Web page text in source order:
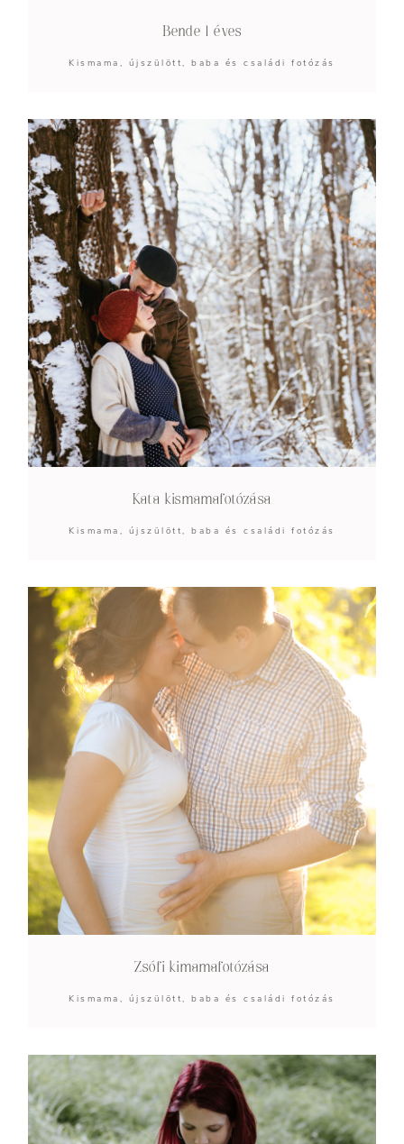
Bende 1 éves
Kismama, újszülött, baba és családi fotózás
Kata kismamafotózása
Kismama, újszülött, baba és családi fotózás
Zsófi kimamafotózása
Kismama, újszülött, baba és családi fotózás